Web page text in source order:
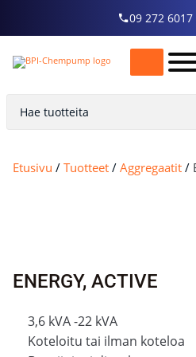
09 272 6017
Etusivu / Tuotteet / Aggregaatit /
ENERGY, ACTIVE
3,6 kVA -22 kVA
Koteloitu tai ilman koteloa